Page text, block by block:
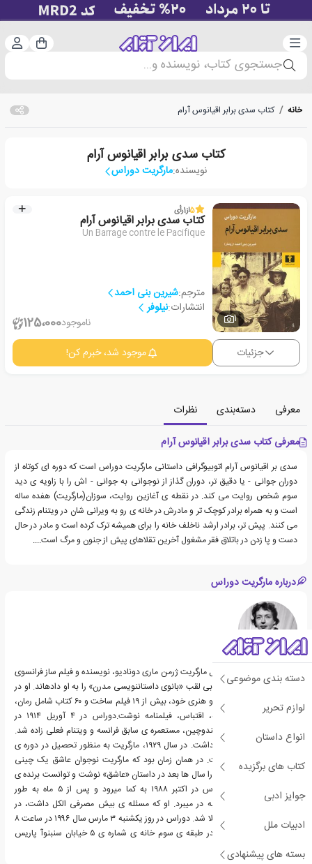
دسته‌بندی سبد
جستجوی کتاب، نویسنده و...
دسته بندی موضوعی
لوازم تحریر
انواع داستان
کتاب های برگزیده
جوایز ادبی
ادبیات ملل
بسته های پیشنهادی
خانه / کتاب سدی برابر اقیانوس آرام
کتاب سدی برابر اقیانوس آرام
نویسنده:مارگریت دوراس
1
5از1رأی
کتاب سدی برابر اقیانوس آرام
Un Barrage contre le Pacifique
مترجم:شیرین بنی احمد
انتشارات:نیلوفر
ناموجود125،000
جزئیات موجود شد، خبرم کن!
معرفی دسته‌بندی
نظرات
معرفی کتاب سدی برابر اقیانوس آرام
سدی بر اقیانوس آرام اتوبیوگرافی داستانی مارگریت دوراس است که دوره ای کوتاه از
دوران جوانی - یا دقیق تر، دوران گذاز از نوجوانی به جوانی - اش را با زاویه ی دید
سوم شخص روایت می کند. در نقطه ی آغازین روایت، سوزان(مارگریت) هفده ساله
است و به همراه برادر کوچک تر و مادرش در خانه ی رو به ویرانی شان در ویتنام زندگی
می کنند. پیش تر، برادر ارشد ناخلف خانه را برای همیشه ترک کرده است و مادر در حال
دست و پا زدن در باتلاق فقر مشغول آخرین تقلاهای پیش از جنون و مرگ است....
درباره مارگریت دوراس
مارگریت دوراس با نام کامل مارگریت ژرمن ماری دونادیو، نویسنده و فیلم ساز فرانسوی
است. برخی از منتقدان ادبی لقب «بانوی داستاننویسی مدرن» را به او دادهاند. او در
طول دوران فعالیت ادبی و هنری خود، بیش از ۱۹ فیلم ساخت و ۶۰ کتاب شامل رمان،
داستان کوتاه، نمایشنامه، اقتباس، فیلمنامه نوشت.دوراس در ۴ آوریل ۱۹۱۴ در
خانوادهای فرانسوی در هندوچین، مستعمره ی سابق فرانسه و ویتنام فعلی زاده شد.
او دو برادر بزرگتر از خود داشت. در سال ۱۹۲۹، مارگریت به منظور تحصیل در دوره ی
دبیرستان به سایگون رفت. در همان زمان بود که مارگریت نوجوان عاشق یک چینی
ثروتمند شد. او این ماجرا را سال ها بعد در داستان «عاشق» نوشت و توانست برنده ی
جایزه ی گنکور شود.دوراس در اکتبر ۱۹۸۸ به کما میرود و پس از ۵ ماه به طور
معجزهآسایی جان سالم به در میبرد. او که مسئله ی بیش مصرفی الکل داشت، در
نهایت به سرطان مری مبتلا شد. دوراس در روز یکشنبه ۳ مارس سال ۱۹۹۶ در ساعت ۸
صبح در سن ۸۲ سالگی در طبقه ی سوم خانه ی شماره ی ۵ خیابان سنبنوآ پاریس
درگذشت.